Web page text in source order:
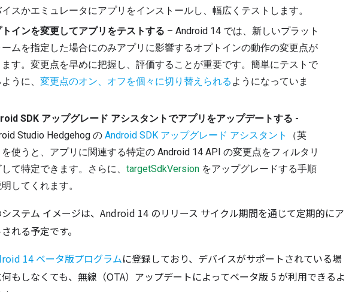
スかエミュレータにアプリをインストールし、幅広くテストします。
トインを変更してアプリをテストする – Android 14 では、新しいプラット
ームを指定した場合にのみアプリに影響するオプトインの動作の変更点が
ます。変更点を早めに把握し、評価することが重要です。簡単にテストで
うに、 変更点のオン、オフを個々に切り替えられる ようになっていま
SDK アップグレード アシスタントでアプリをアップデートする -
Studio Hedgehog の Android SDK アップグレード アシスタント
（英
使うと、アプリに関連する特定の Android 14 API の変更点をフィルタリ
て特定できます。さらに、 targetSdkVersion をアップグレードする手順
してくれます。
ステム イメージは、Android 14 のリリース サイクル期間を通じて定期的にア
れる予定です。
14 ベータ版プログラムに登録しており、デバイスがサポートされている場
もしなくても、無線（OTA）アップデートによってベータ版 5 が利用できるよ